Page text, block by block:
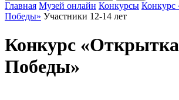
Главная Музей онлайн Конкурсы Конкурс
Победы» Участники 12-14 лет
Конкурс «Открытка
Победы»